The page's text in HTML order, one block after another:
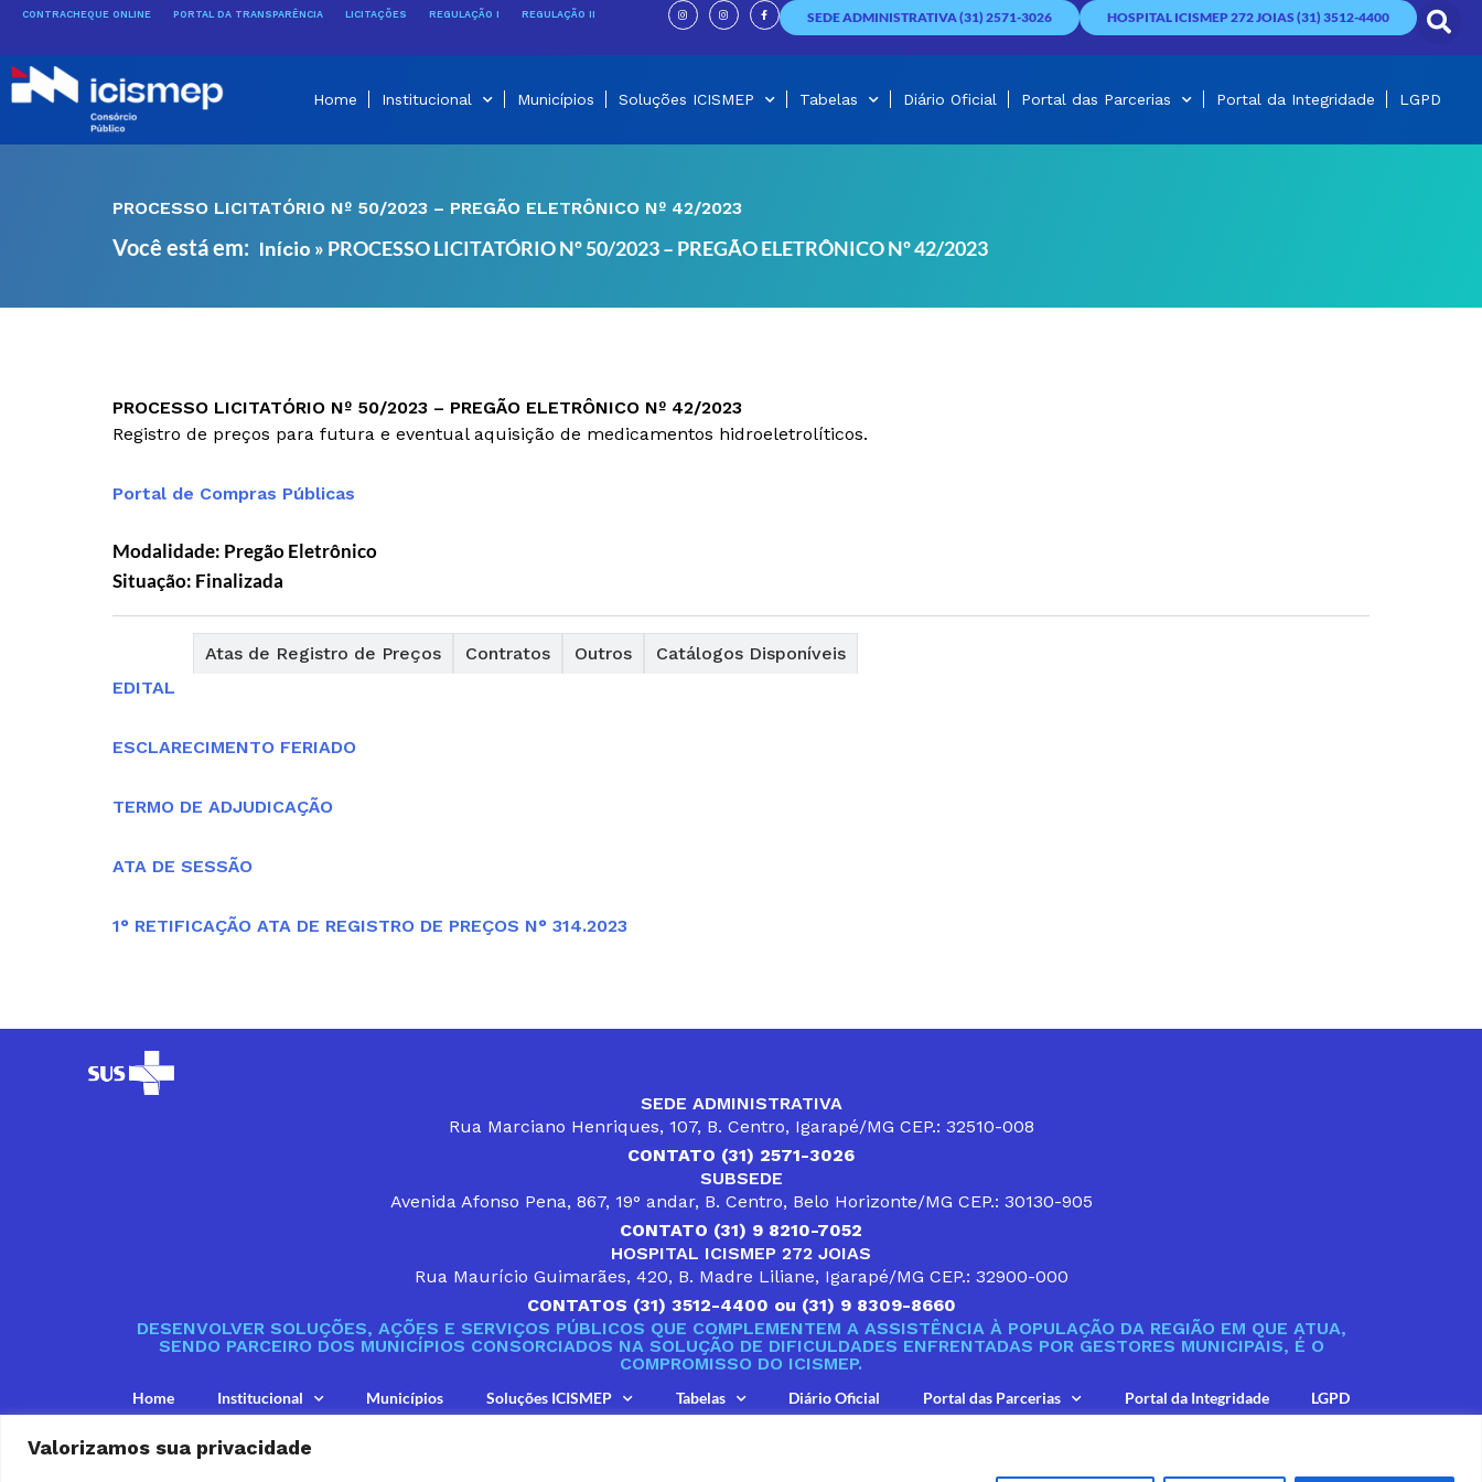
Valorizamos sua privacidade
conteúdo
CONTRACHEQUE ONLINE PORTAL DA TRANSPARÊNCIA LICITAÇÕES REGULAÇÃO I REGULAÇÃO II
I
n
s
t
g
I
n
s
t
g
F
a
c
e
o
SEDE ADMINISTRATIVA (31) 2571-3026 HOSPITAL ICISMEP 272 JOIAS (31) 3512-4400
Home Institucional Municípios Soluções ICISMEP Tabelas Diário Oficial Portal das Parcerias Portal da Integridade LGPD
PROCESSO LICITATÓRIO Nº 50/2023 – PREGÃO ELETRÔNICO Nº 42/2023
Você está em: Início » PROCESSO LICITATÓRIO Nº 50/2023 – PREGÃO ELETRÔNICO Nº 42/2023
PROCESSO LICITATÓRIO Nº 50/2023 – PREGÃO ELETRÔNICO Nº 42/2023
Registro de preços para futura e eventual aquisição de medicamentos hidroeletrolíticos.
Portal de Compras Públicas
Modalidade: Pregão Eletrônico
Situação: Finalizada
Atas de Registro de Preços Contratos Outros
Catálogos Disponíveis
EDITAL
ESCLARECIMENTO FERIADO
TERMO DE ADJUDICAÇÃO
ATA DE SESSÃO
1° RETIFICAÇÃO ATA DE REGISTRO DE PREÇOS N° 314.2023
SEDE ADMINISTRATIVA
Rua Marciano Henriques, 107, B. Centro, Igarapé/MG CEP.: 32510-008
CONTATO (31) 2571-3026
SUBSEDE
Avenida Afonso Pena, 867, 19° andar, B. Centro, Belo Horizonte/MG CEP.: 30130-905
CONTATO (31) 9 8210-7052
HOSPITAL ICISMEP 272 JOIAS
Rua Maurício Guimarães, 420, B. Madre Liliane, Igarapé/MG CEP.: 32900-000
CONTATOS (31) 3512-4400 ou (31) 9 8309-8660
DESENVOLVER SOLUÇÕES, AÇÕES E SERVIÇOS PÚBLICOS QUE COMPLEMENTEM A ASSISTÊNCIA À POPULAÇÃO DA REGIÃO EM QUE ATUA,
SENDO PARCEIRO DOS MUNICÍPIOS CONSORCIADOS NA SOLUÇÃO DE DIFICULDADES ENFRENTADAS POR GESTORES MUNICIPAIS, É O
COMPROMISSO DO ICISMEP.
Home Institucional Municípios Soluções ICISMEP Tabelas Diário Oficial Portal das Parcerias Portal da Integridade LGPD